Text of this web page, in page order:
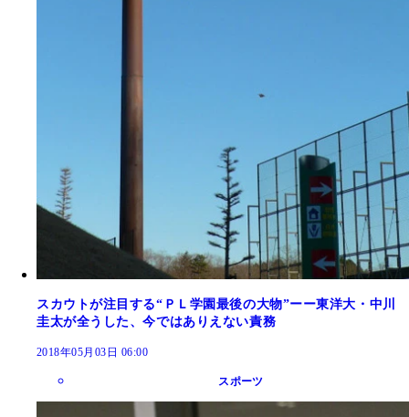
スカウトが注目する“ＰＬ学園最後の大物”ーー東洋大・中川
圭太が全うした、今ではありえない責務
2018年05月03日 06:00
スポーツ